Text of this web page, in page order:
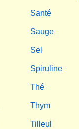
Santé
Sauge
Sel
Spiruline
Thé
Thym
Tilleul